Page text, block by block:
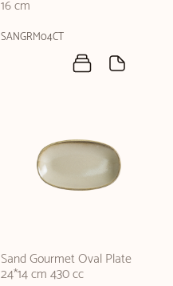
16 cm
SANGRM04CT
Sand Gourmet Oval Plate
24*14 cm 430 cc